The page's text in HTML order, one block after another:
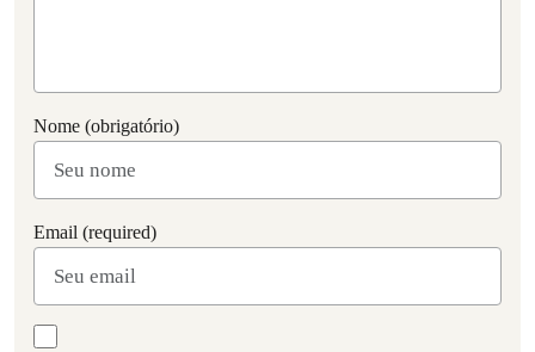
Nome (obrigatório)
Email (required)